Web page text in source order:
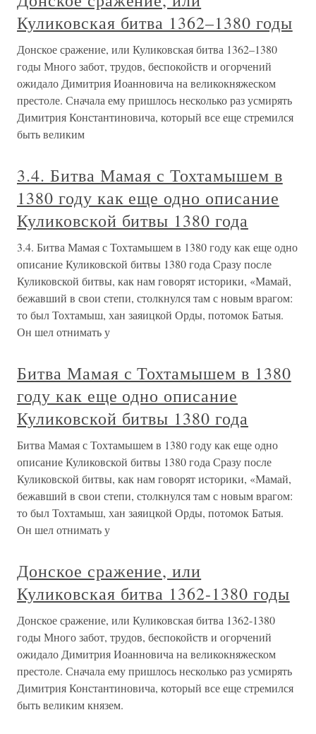
Куликовская битва 1362–1380 годы
Донское сражение, или Куликовская битва 1362–1380
годы Много забот, трудов, беспокойств и огорчений
ожидало Димитрия Иоанновича на великокняжеском
престоле. Сначала ему пришлось несколько раз усмирять
Димитрия Константиновича, который все еще стремился
быть великим
3.4. Битва Мамая с Тохтамышем в
1380 году как еще одно описание
Куликовской битвы 1380 года
3.4. Битва Мамая с Тохтамышем в 1380 году как еще одно
описание Куликовской битвы 1380 года Сразу после
Куликовской битвы, как нам говорят историки, «Мамай,
бежавший в свои степи, столкнулся там с новым врагом:
то был Тохтамыш, хан заяицкой Орды, потомок Батыя.
Он шел отнимать у
Битва Мамая с Тохтамышем в 1380
году как еще одно описание
Куликовской битвы 1380 года
Битва Мамая с Тохтамышем в 1380 году как еще одно
описание Куликовской битвы 1380 года Сразу после
Куликовской битвы, как нам говорят историки, «Мамай,
бежавший в свои степи, столкнулся там с новым врагом:
то был Тохтамыш, хан заяицкой Орды, потомок Батыя.
Он шел отнимать у
Донское сражение, или
Куликовская битва 1362-1380 годы
Донское сражение, или Куликовская битва 1362-1380
годы Много забот, трудов, беспокойств и огорчений
ожидало Димитрия Иоанновича на великокняжеском
престоле. Сначала ему пришлось несколько раз усмирять
Димитрия Константиновича, который все еще стремился
быть великим князем.